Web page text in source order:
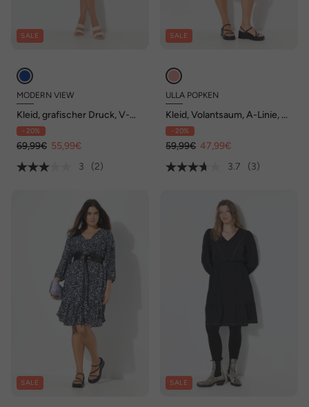
SALE
MODERN VIEW
Kleid, grafischer Druck, V-
Ausschnitt, Halbarm,
Taschen
- 20%
69,99€ 55,99€
3
(2)
SALE
ULLA POPKEN
Kleid, Volantsaum, A-Linie, V-
Ausschnitt, 3/4-Arm
- 20%
59,99€ 47,99€
3.7
(3)
SALE SALE